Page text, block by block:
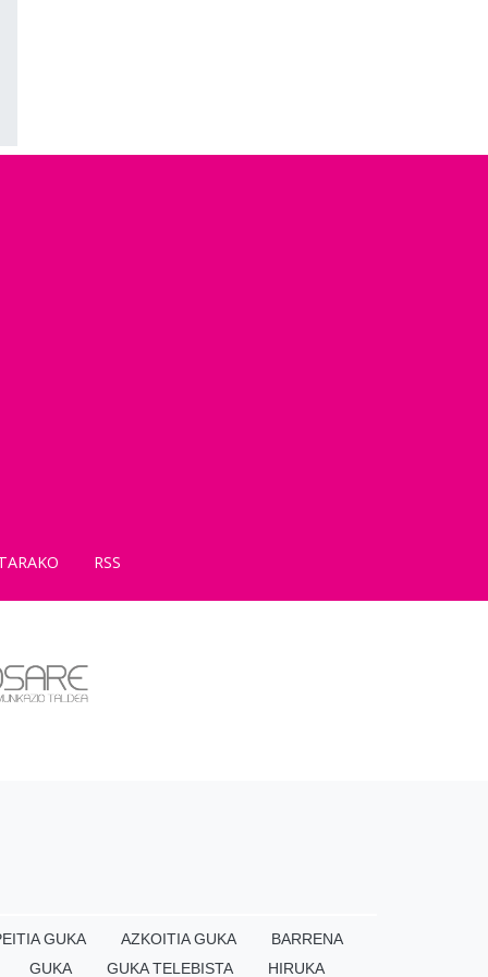
RSS
GUKA AZKOITIA GUKA
BARRENA
GUKA
GUKA TELEBISTA HIRUKA